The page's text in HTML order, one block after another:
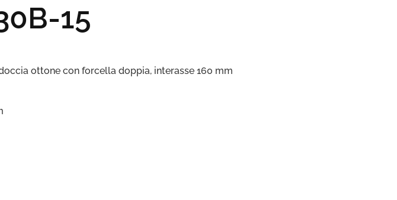
15
ottone con forcella doppia, interasse 160 mm